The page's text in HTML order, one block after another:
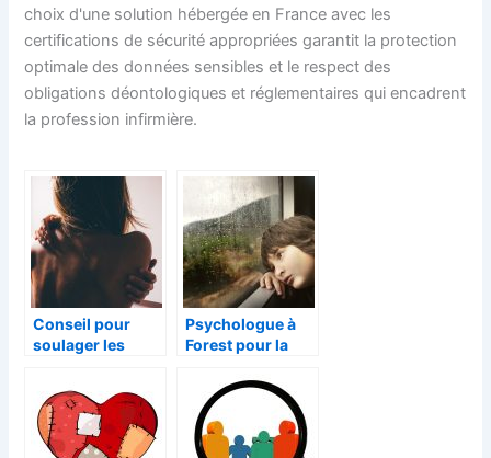
choix d'une solution hébergée en France avec les
certifications de sécurité appropriées garantit la protection
optimale des données sensibles et le respect des
obligations déontologiques et réglementaires qui encadrent
la profession infirmière.
Conseil pour
soulager les
Psychologue à
Forest pour la
enfant après un
deuil